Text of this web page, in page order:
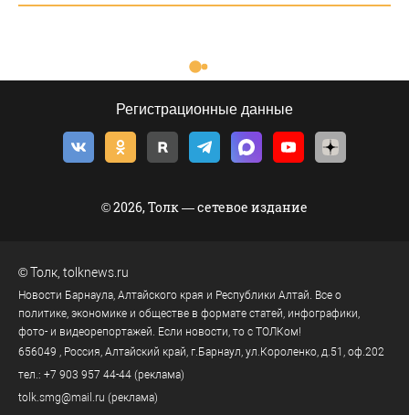
Регистрационные данные
© 2026, Толк — сетевое издание
©Толк tolknews.ru
Новости Барнаула, Алтайского края и Республики Алтай. Все о
политике, экономике и обществе в формате статей, инфографики,
фото- и видеорепортажей. Если новости, то с ТОЛКом!
656049 , Россия, Алтайский край, г.Барнаул, ул.Короленко, д.51, оф.202
тел.: +7 903 957 44-44 (реклама)
tolk.smg@mail.ru (реклама)